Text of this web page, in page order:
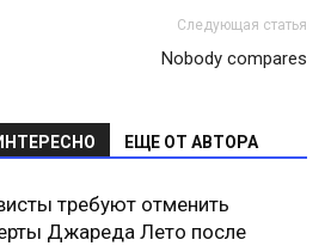
Следующая статья
Nobody compares
ЕЩЕ ОТ АВТОРА
требуют отменить
Джареда Лето после